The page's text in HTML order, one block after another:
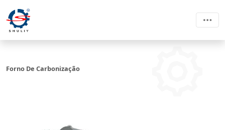
Forno De Carbonização